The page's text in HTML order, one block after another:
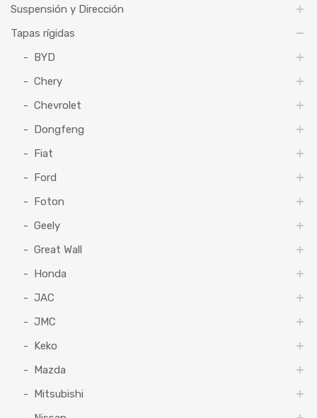
Suspensión y Dirección
Tapas rígidas
BYD
Chery
Chevrolet
Dongfeng
Fiat
Ford
Foton
Geely
Great Wall
Honda
JAC
JMC
Keko
Mazda
Mitsubishi